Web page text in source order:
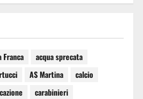
Franca
acqua sprecata
AS Martina
calcio
carabinieri